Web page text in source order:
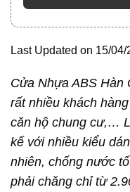
Last Updated on 15/04/
Cửa Nhựa ABS Hàn
rất nhiều khách
căn hộ chung cư,…
kế với nhiều kiểu
nhiên, chống nước
phải chăng chỉ từ